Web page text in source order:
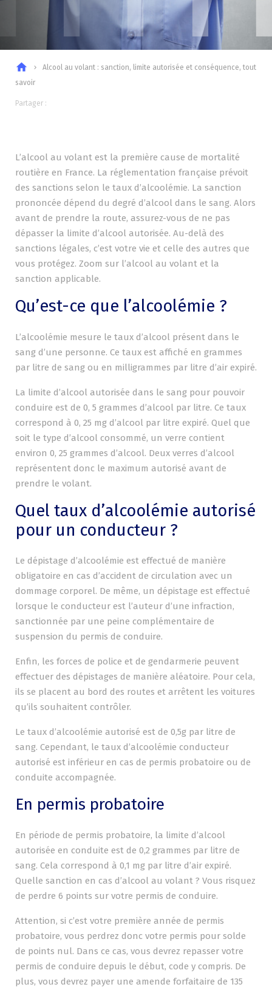
home chevron_right
Alcool au volant : sanction, limite autorisée et conséquence, tout
savoir
Partager :
L’alcool au volant est la première cause de mortalité
routière en France. La réglementation française prévoit
des sanctions selon le taux d’alcoolémie. La sanction
prononcée dépend du degré d’alcool dans le sang. Alors
avant de prendre la route, assurez-vous de ne pas
dépasser la limite d’alcool autorisée. Au-delà des
sanctions légales, c’est votre vie et celle des autres que
vous protégez. Zoom sur l’alcool au volant et la
sanction applicable.
Qu’est-ce que l’alcoolémie ?
L’alcoolémie mesure le taux d’alcool présent dans le
sang d’une personne. Ce taux est affiché en grammes
par litre de sang ou en milligrammes par litre d’air expiré.
La limite d’alcool autorisée dans le sang pour pouvoir
conduire est de 0, 5 grammes d’alcool par litre. Ce taux
correspond à 0, 25 mg d’alcool par litre expiré. Quel que
soit le type d’alcool consommé, un verre contient
environ 0, 25 grammes d’alcool. Deux verres d’alcool
représentent donc le maximum autorisé avant de
prendre le volant.
Quel taux d’alcoolémie autorisé
pour un conducteur ?
Le dépistage d’alcoolémie est effectué de manière
obligatoire en cas d’accident de circulation avec un
dommage corporel. De même, un dépistage est effectué
lorsque le conducteur est l’auteur d’une infraction,
sanctionnée par une peine complémentaire de
suspension du permis de conduire.
Enfin, les forces de police et de gendarmerie peuvent
effectuer des dépistages de manière aléatoire. Pour cela,
ils se placent au bord des routes et arrêtent les voitures
qu’ils souhaitent contrôler.
Le taux d’alcoolémie autorisé est de 0,5g par litre de
sang. Cependant, le taux d’alcoolémie conducteur
autorisé est inférieur en cas de permis probatoire ou de
conduite accompagnée.
En permis probatoire
En période de permis probatoire, la limite d’alcool
autorisée en conduite est de 0,2 grammes par litre de
sang. Cela correspond à 0,1 mg par litre d’air expiré.
Quelle sanction en cas d’alcool au volant ? Vous risquez
de perdre 6 points sur votre permis de conduire.
Attention, si c’est votre première année de permis
probatoire, vous perdrez donc votre permis pour solde
de points nul. Dans ce cas, vous devrez repasser votre
permis de conduire depuis le début, code y compris. De
plus, vous devrez payer une amende forfaitaire de 135